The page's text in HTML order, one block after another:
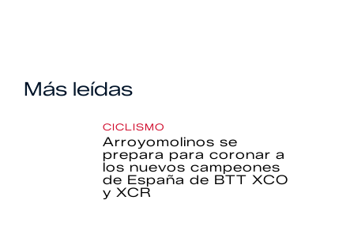
Más leídas
CICLISMO
Arroyomolinos se
prepara para coronar a
los nuevos campeones
de España de BTT XCO
y XCR